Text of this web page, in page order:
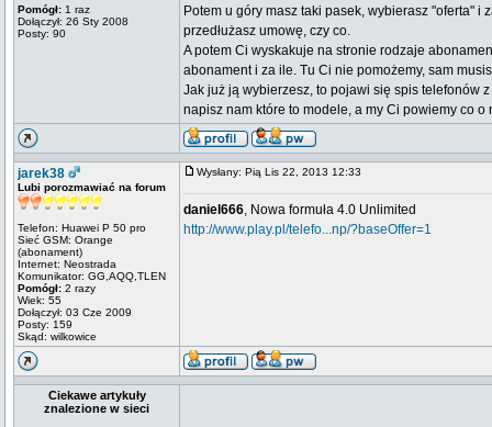
Pomógł: 1 raz
Dołączył: 26 Sty 2008
Posty: 90
Potem u góry masz taki pasek, wybierasz "oferta" i
przedłużasz umowę, czy co.
A potem Ci wyskakuje na stronie rodzaje
abonament i za ile. Tu Ci nie pomożemy, sam
Jak już ją wybierzesz, to pojawi się spis telefonów
napisz nam które to modele, a my Ci powiemy co o
jarek38
Lubi porozmawiać na forum
Telefon: Huawei P 50 pro
Sieć GSM: Orange
(abonament)
Internet: Neostrada
Komunikator: GG,AQQ,TLEN
Pomógł: 2 razy
Wiek: 55
Dołączył: 03 Cze 2009
Posty: 159
Skąd: wilkowice
Wysłany: Pią Lis 22, 2013 12:33
daniel666, Nowa formuła 4.0 Unlimited
http://www.play.pl/telefo...np/?baseOffer=1
Ciekawe artykuły
znalezione w sieci